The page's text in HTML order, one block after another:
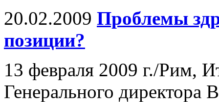
20.02.2009 Проблемы
позиции?
13 февраля 2009 г./Рим,
Генерального директора